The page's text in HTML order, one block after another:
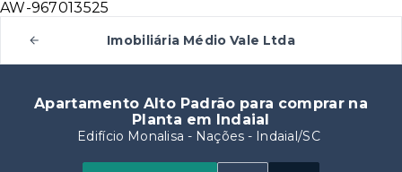
AW-967013525
Imobiliária Médio Vale Ltda
Apartamento Alto Padrão para comprar na
Planta em Indaial
Edifício Monalisa - Nações - Indaial/SC